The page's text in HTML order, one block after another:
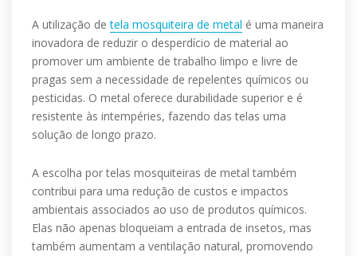
A utilização detela mosquiteira de metal é uma maneira
inovadora de reduzir o desperdício de material ao
promover um ambiente de trabalho limpo e livre de
pragas sem a necessidade de repelentes químicos ou
pesticidas. O metal oferece durabilidade superior e é
resistente às intempéries, fazendo das telas uma
solução de longo prazo.
A escolha por telas mosquiteiras de metal também
contribui para uma redução de custos e impactos
ambientais associados ao uso de produtos químicos.
Elas não apenas bloqueiam a entrada de insetos, mas
também aumentam a ventilação natural, promovendo